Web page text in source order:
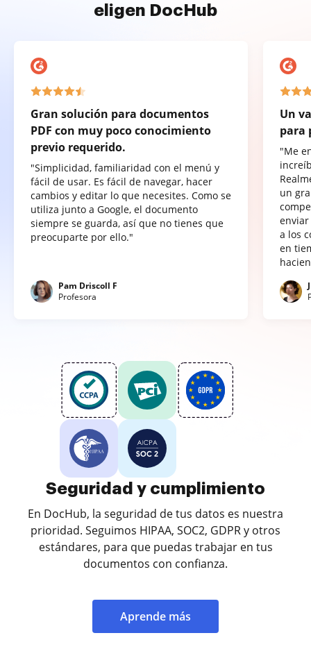
eligen DocHub
Gran solución para documentos
PDF con muy poco conocimiento
previo requerido.
"Simplicidad, familiaridad con el menú y
fácil de usar. Es fácil de navegar, hacer
cambios y editar lo que necesites. Como se
utiliza junto a Google, el documento
siempre se guarda, así que no tienes que
preocuparte por ello."
Pam Driscoll F
Profesora
Un
para
"Me
un
a los
en
Seguridad y cumplimiento
En DocHub, la seguridad de tus datos es nuestra
prioridad. Seguimos HIPAA, SOC2, GDPR y otros
estándares, para que puedas trabajar en tus
documentos con confianza.
Aprende más